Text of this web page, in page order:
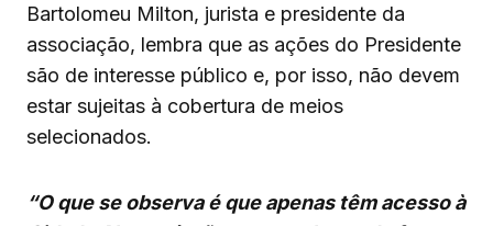
Bartolomeu Milton, jurista e presidente da
associação, lembra que as ações do Presidente
são de interesse público e, por isso, não devem
estar sujeitas à cobertura de meios
selecionados.
“O que se observa é que apenas têm acesso à